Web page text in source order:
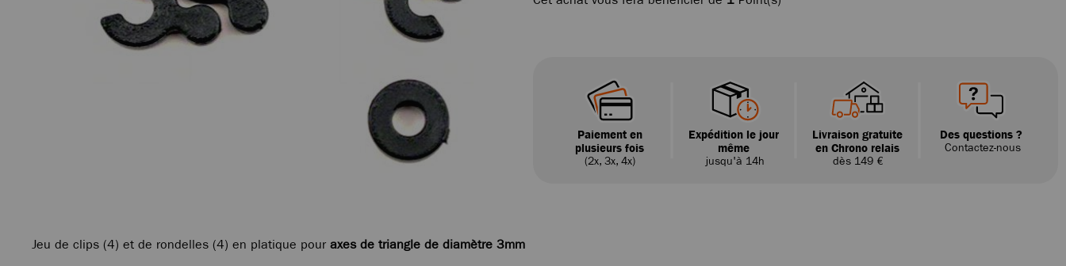
Paiement en
plusieurs fois
(2x, 3x, 4x)
Expédition le jour
même
jusqu'à 14h
Livraison gratuite
en Chrono relais
dès 149 €
Des questions ?
Contactez-nous
Jeu de clips (4) et de rondelles (4) en platique pour axes de triangle de diamètre 3mm